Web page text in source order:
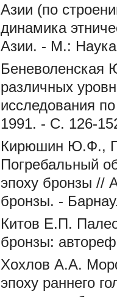
Азии (по
динамика
Азии. - М.:
Беневоленская
различных
исследования
1991. - С. 126-
Кирюшин Ю.Ф.,
Погребальный
эпоху бронзы //
бронзы. -
Китов Е.П.
бронзы:
Хохлов А.А.
эпоху раннего